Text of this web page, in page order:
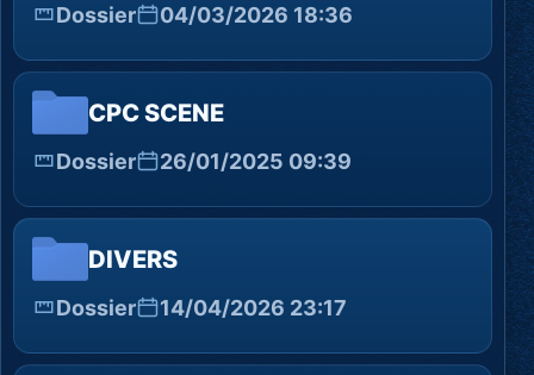
Dossier 04/03/2026 18:36
CPC SCENE
Dossier 26/01/2025 09:39
DIVERS
Dossier 14/04/2026 23:17